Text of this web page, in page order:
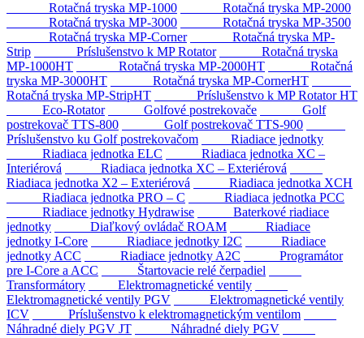
Rotačná tryska MP-1000
Rotačná tryska MP-2000
Rotačná tryska MP-3000
Rotačná tryska MP-3500
Rotačná tryska MP-Corner
Rotačná tryska MP-
Strip
Príslušenstvo k MP Rotator
Rotačná tryska
MP-1000HT
Rotačná tryska MP-2000HT
Rotačná
tryska MP-3000HT
Rotačná tryska MP-CornerHT
Rotačná tryska MP-StripHT
Príslušenstvo k MP Rotator HT
Eco-Rotator
Golfové postrekovače
Golf
postrekovač TTS-800
Golf postrekovač TTS-900
Príslušenstvo ku Golf postrekovačom
Riadiace jednotky
Riadiaca jednotka ELC
Riadiaca jednotka XC –
Interiérová
Riadiaca jednotka XC – Exteriérová
Riadiaca jednotka X2 – Exteriérová
Riadiaca jednotka XCH
Riadiaca jednotka PRO – C
Riadiaca jednotka PCC
Riadiace jednotky Hydrawise
Baterkové riadiace
jednotky
Diaľkový ovládač ROAM
Riadiace
jednotky I-Core
Riadiace jednotky I2C
Riadiace
jednotky ACC
Riadiace jednotky A2C
Programátor
pre I-Core a ACC
Štartovacie relé čerpadiel
Transformátory
Elektromagnetické ventily
Elektromagnetické ventily PGV
Elektromagnetické ventily
ICV
Príslušenstvo k elektromagnetickým ventilom
Náhradné diely PGV JT
Náhradné diely PGV